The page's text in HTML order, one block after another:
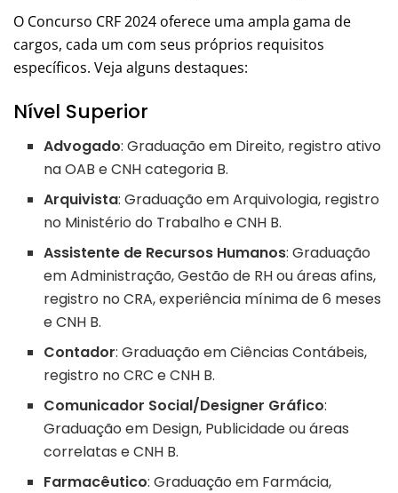
O Concurso CRF 2024 oferece uma ampla gama de
cargos, cada um com seus próprios requisitos
específicos. Veja alguns destaques:
Nível Superior
Advogado: Graduação em Direito, registro ativo
na OAB e CNH categoria B.
Arquivista: Graduação em Arquivologia, registro
no Ministério do Trabalho e CNH B.
Assistente de Recursos Humanos: Graduação
em Administração, Gestão de RH ou áreas afins,
registro no CRA, experiência mínima de 6 meses
e CNH B.
Contador: Graduação em Ciências Contábeis,
registro no CRC e CNH B.
Comunicador Social/Designer Gráfico:
Graduação em Design, Publicidade ou áreas
correlatas e CNH B.
Farmacêutico: Graduação em Farmácia,